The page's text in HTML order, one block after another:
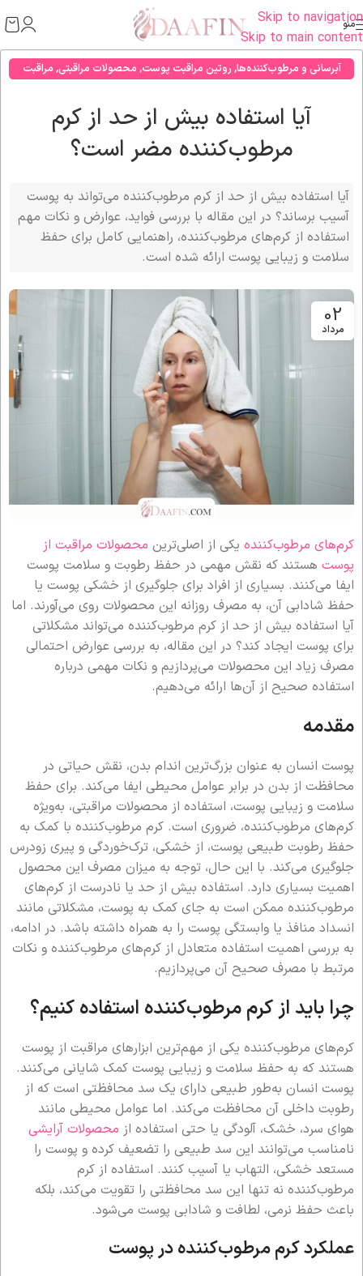
Skip to navigation
Skip to main content
منو
آبرسانی و مرطوب‌کننده‌ها, روتین مراقبت پوست, محصولات مراقبتی, مراقبت
آیا استفاده بیش از حد از کرم
مرطوب‌کننده مضر است؟
آیا استفاده بیش از حد از کرم مرطوب‌کننده می‌تواند به پوست
آسیب برساند؟ در این مقاله با بررسی فواید، عوارض و نکات مهم
استفاده از کرم‌های مرطوب‌کننده، راهنمایی کامل برای حفظ
سلامت و زیبایی پوست ارائه شده است.
02
مرداد
کرم‌های مرطوب‌کننده یکی از اصلی‌ترین محصولات مراقبت از
پوست هستند که نقش مهمی در حفظ رطوبت و سلامت پوست
ایفا می‌کنند. بسیاری از افراد برای جلوگیری از خشکی پوست یا
حفظ شادابی آن، به مصرف روزانه این محصولات روی می‌آورند. اما
آیا استفاده بیش از حد از کرم مرطوب‌کننده می‌تواند مشکلاتی
برای پوست ایجاد کند؟ در این مقاله، به بررسی عوارض احتمالی
مصرف زیاد این محصولات می‌پردازیم و نکات مهمی درباره
استفاده صحیح از آن‌ها ارائه می‌دهیم.
مقدمه
پوست انسان به عنوان بزرگ‌ترین اندام بدن، نقش حیاتی در
محافظت از بدن در برابر عوامل محیطی ایفا می‌کند. برای حفظ
سلامت و زیبایی پوست، استفاده از محصولات مراقبتی، به‌ویژه
کرم‌های مرطوب‌کننده، ضروری است. کرم مرطوب‌کننده با کمک به
حفظ رطوبت طبیعی پوست، از خشکی، ترک‌خوردگی و پیری زودرس
جلوگیری می‌کند. با این حال، توجه به میزان مصرف این محصول
اهمیت بسیاری دارد. استفاده بیش از حد یا نادرست از کرم‌های
مرطوب‌کننده ممکن است به جای کمک به پوست، مشکلاتی مانند
انسداد منافذ یا وابستگی پوست را به همراه داشته باشد. در ادامه،
به بررسی اهمیت استفاده متعادل از کرم‌های مرطوب‌کننده و نکات
مرتبط با مصرف صحیح آن می‌پردازیم.
چرا باید از کرم مرطوب‌کننده استفاده کنیم؟
کرم‌های مرطوب‌کننده یکی از مهم‌ترین ابزارهای مراقبت از پوست
هستند که به حفظ سلامت و زیبایی پوست کمک شایانی می‌کنند.
پوست انسان به‌طور طبیعی دارای یک سد محافظتی است که از
رطوبت داخلی آن محافظت می‌کند. اما عوامل محیطی مانند
هوای سرد، خشک، آلودگی یا حتی استفاده از محصولات آرایشی
نامناسب می‌توانند این سد طبیعی را تضعیف کرده و پوست را
مستعد خشکی، التهاب یا آسیب کنند. استفاده از کرم
مرطوب‌کننده نه تنها این سد محافظتی را تقویت می‌کند، بلکه
باعث حفظ نرمی، لطافت و شادابی پوست می‌شود.
عملکرد کرم مرطوب‌کننده در پوست